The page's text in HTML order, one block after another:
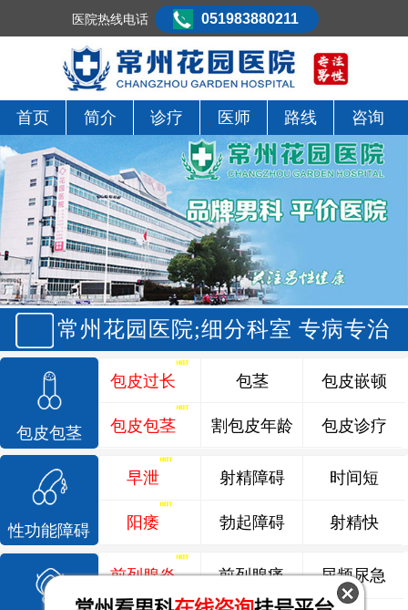
首页 简介 诊疗 医师 路线 咨询
常州花园医院;细分科室 专病专治
包皮包茎
包皮过长
包皮包茎
包茎
割包皮年龄
包皮嵌顿
包皮诊疗
性功能障碍
早泄
阳痿
射精障碍
勃起障碍
时间短
射精快
前列腺炎 前列腺痛 尿频尿急
医院热线电话 051983880211